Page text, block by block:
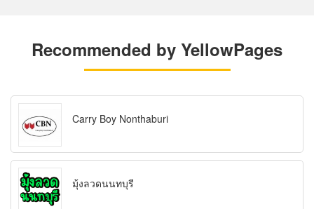
Recommended by YellowPages
Carry Boy Nonthaburi
มุ้งลวดนนทบุรี